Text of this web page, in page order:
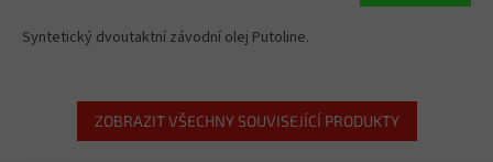
Syntetický dvoutaktní závodní olej Putoline.
ZOBRAZIT VŠECHNY SOUVISEJÍCÍ PRODUKTY